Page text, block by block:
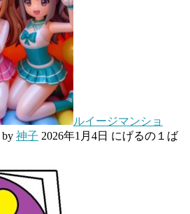
ルイージマンショ
by 神子 2026年1月4日 にげるの１ば